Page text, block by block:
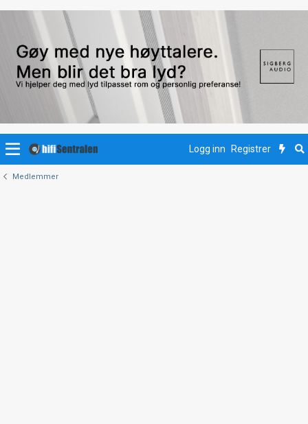
Logg inn Registrer
Medlemmer